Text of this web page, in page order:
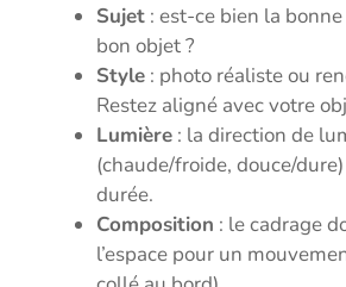
Sujet : est-ce bien la
bon objet ?
Style : photo réaliste ou
Restez aligné avec votre
Lumière : la direction de
(chaude/froide, douce/
durée.
Composition : le cadrage
l’espace pour un